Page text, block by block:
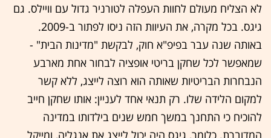
לא הצליח מעולם לחוות העפלה לטורניר גדול עם וויילס. גם
גיגס. בכל מקרה, את העיוות הזה ניסו לפתור ב-2009.
באותה שנה עבר בפיפ"א חוק, לבקשת "מדינות הבית" -
שמאפשר לכל שחקן בריטי אופציה לבחור אחת מארבע
הנבחרות הבריטיות שאותה הוא רוצה לייצג, ללא קשר
למקום הלידה שלו. רק תנאי אחד לעניין: אותו שחקן חייב
להוכיח כי התחנך במשך חמש שנים בילדותו במדינה
המדוברת. כלומר, גיגס היה יכול לייצג את אנגליה, ומייקל